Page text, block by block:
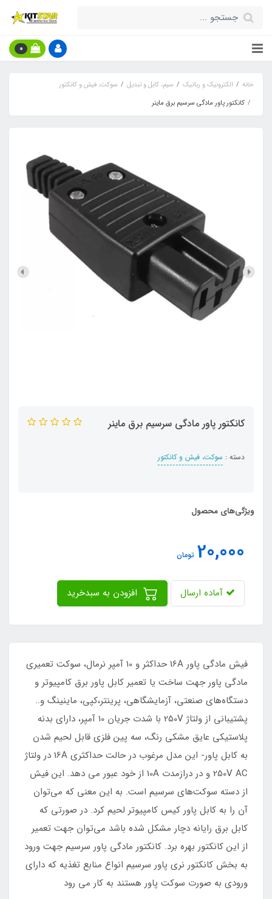
0
خانه الکترونیک و رباتیک سیم، کابل و تبدیل
سوکت، فیش و کانکتور
کانکتور پاور مادگی سرسیم برق ماینر
کانکتور پاور مادگی سرسیم برق ماینر
دسته : سوکت، فیش و کانکتور
ویژگی‌های محصول
20,000 تومان
آماده ارسال
فیش مادگی پاور 16A حداکثر و 10 آمپر نرمال، سوکت تعمیری
مادگی پاور جهت ساخت یا تعمیر کابل پاور برق کامپیوتر و
دستگاه‌های صنعتی، آزمایشگاهی، پرینتر،کپی، ماینینگ و..
پشتیبانی از ولتاژ 250V با شدت جریان 10 آمپر، دارای بدنه
پلاستیکی عایق مشکی رنگ، سه پین فلزی قابل لحیم شدن
به کابل پاور- این مدل مرغوب در حالت حداکثری 16A در ولتاژ
250V AC و در درازمدت 10A از خود عبور می دهد. این فیش
از دسته سوکت‌های سرسیم است. به این معنی که می‌توان
آن را به کابل پاور کیس کامپیوتر لحیم کرد. در صورتی که
کابل برق رایانه دچار مشکل شده باشد می‌توان جهت تعمیر
از این کانکتور بهره برد. کانکتور مادگی پاور سرسیم جهت ورود
به بخش کانکتور نری پاور سرسیم انواع منابع تغذیه که دارای
ورودی به صورت سوکت پاور هستند به کار می رود